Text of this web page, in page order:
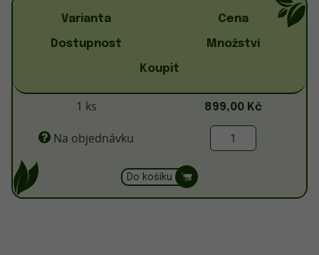
Varianta Cena
Dostupnost Množství
Koupit
1 ks 899,00 Kč
Na objednávku
Do košíku